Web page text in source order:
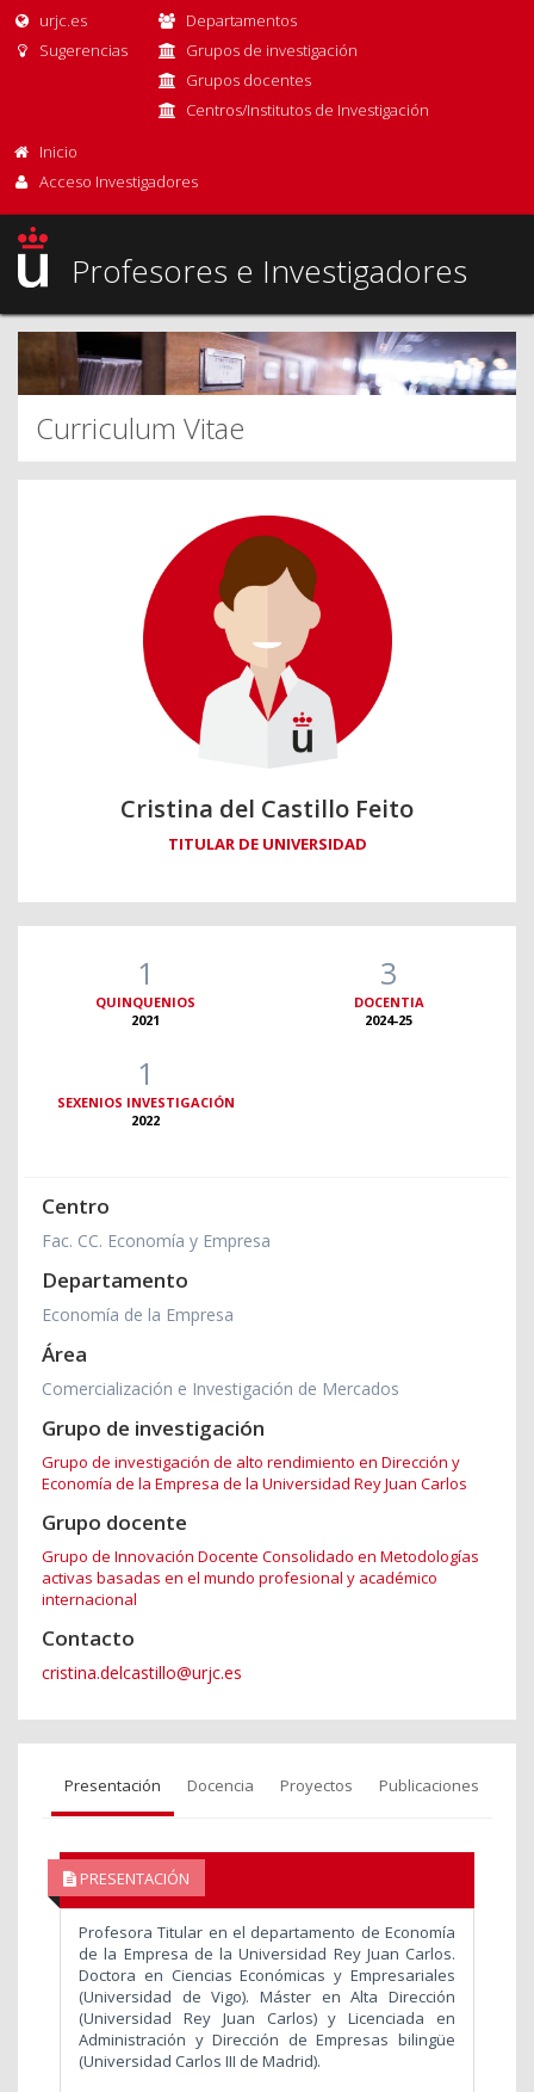
urjc.es
Sugerencias
Departamentos
Grupos de investigación
Grupos docentes
Centros/Institutos de Investigación
Inicio
Acceso Investigadores
Profesores e Investigadores
Curriculum Vitae
Cristina del Castillo Feito
TITULAR DE UNIVERSIDAD
1
QUINQUENIOS
2021
3
DOCENTIA
2024-25
1
SEXENIOS INVESTIGACIÓN
2022
Centro
Fac. CC. Economía y Empresa
Departamento
Economía de la Empresa
Área
Comercialización e Investigación de Mercados
Grupo de investigación
Grupo de investigación de alto rendimiento en Dirección y
Economía de la Empresa de la Universidad Rey Juan Carlos
Grupo docente
Grupo de Innovación Docente Consolidado en Metodologías
activas basadas en el mundo profesional y académico
internacional
Contacto
cristina.delcastillo@urjc.es
Presentación Docencia Proyectos Publicaciones
PRESENTACIÓN
Profesora Titular en el departamento de Economía
de la Empresa de la Universidad Rey Juan Carlos.
Doctora en Ciencias Económicas y Empresariales
(Universidad de Vigo). Máster en Alta Dirección
(Universidad Rey Juan Carlos) y Licenciada en
Administración y Dirección de Empresas bilingüe
(Universidad Carlos III de Madrid).